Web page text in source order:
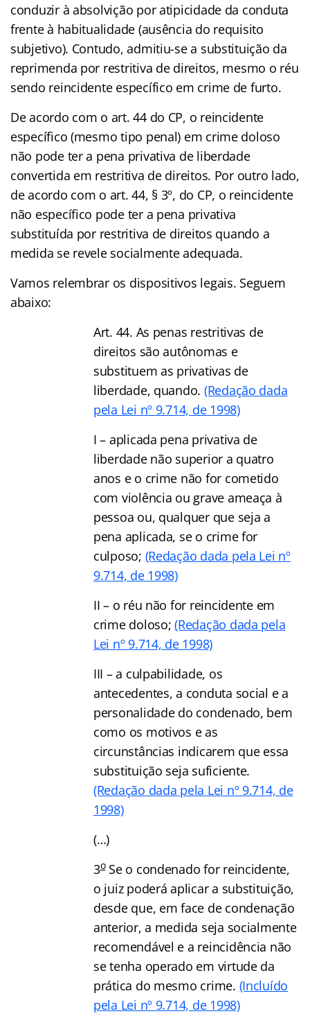
conduzir à absolvição por atipicidade da conduta
frente à habitualidade (ausência do requisito
subjetivo). Contudo, admitiu-se a substituição da
reprimenda por restritiva de direitos, mesmo o réu
sendo reincidente específico em crime de furto.
De acordo com o art. 44 do CP, o reincidente
específico (mesmo tipo penal) em crime doloso
não pode ter a pena privativa de liberdade
convertida em restritiva de direitos. Por outro lado,
de acordo com o art. 44, § 3º, do CP, o reincidente
não específico pode ter a pena privativa
substituída por restritiva de direitos quando a
medida se revele socialmente adequada.
Vamos relembrar os dispositivos legais. Seguem
abaixo:
Art. 44. As penas restritivas de
direitos são autônomas e
substituem as privativas de
liberdade, quando. (Redação dada
pela Lei nº 9.714, de 1998)
I – aplicada pena privativa de
liberdade não superior a quatro
anos e o crime não for cometido
com violência ou grave ameaça à
pessoa ou, qualquer que seja a
pena aplicada, se o crime for
culposo; (Redação dada pela Lei nº
9.714, de 1998)
II – o réu não for reincidente em
crime doloso;(Redação dada pela
Lei nº 9.714, de 1998)
III – a culpabilidade, os
antecedentes, a conduta social e a
personalidade do condenado, bem
como os motivos e as
circunstâncias indicarem que essa
substituição seja suficiente.
(Redação dada pela Lei nº 9.714, de
1998)
(…)
3oSe o condenado for reincidente,
o juiz poderá aplicar a substituição,
desde que, em face de condenação
anterior, a medida seja socialmente
recomendável e a reincidência não
se tenha operado em virtude da
prática do mesmo crime. (Incluído
pela Lei nº 9.714, de 1998)